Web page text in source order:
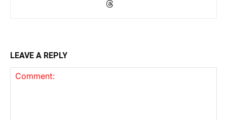
LEAVE A REPLY